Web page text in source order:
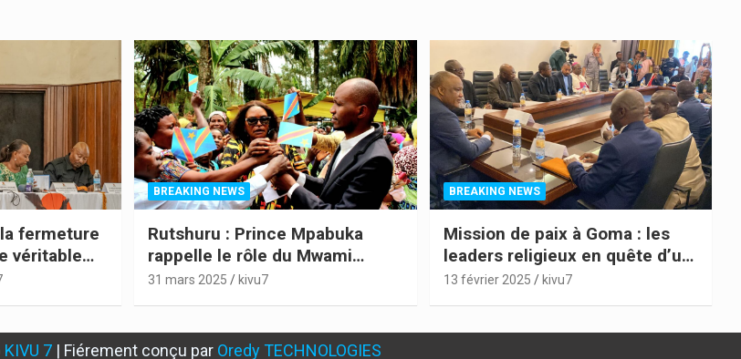
fermeture
véritable
BREAKING NEWS
Rutshuru : Prince Mpabuka
rappelle le rôle du Mwami
Ndeze Rugabo II Daniel dans
31 mars 2025 kivu7
BREAKING NEWS
Mission de paix à Goma : les
leaders religieux en quête d’un
pacte social pour l’Est de la
13 février 2025 kivu7
KIVU 7 | Fiérement conçu par Oredy TECHNOLOGIES